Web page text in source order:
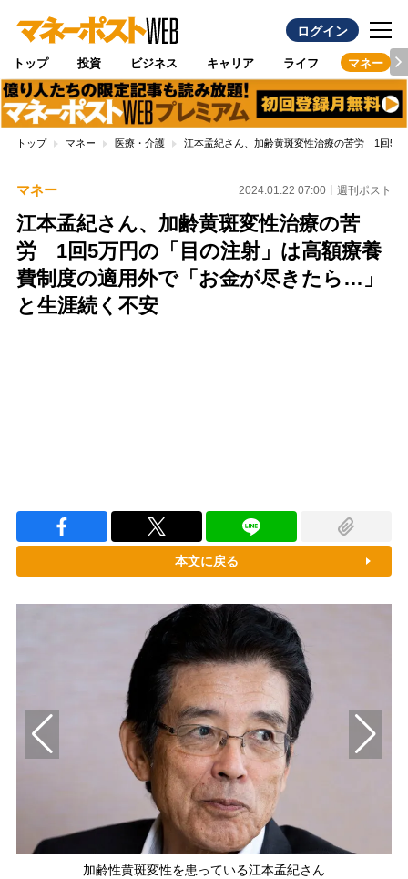
ログイン
トップ 投資 ビジネス キャリア ライフ マネー
トップ マネー 医療・介護 江本孟紀さん、加齢黄斑変性治療の苦労 1回5
マネー 2024.01.22 07:00 週刊ポスト
江本孟紀さん、加齢黄斑変性治療の苦
労 1回5万円の「目の注射」は高額療養
費制度の適用外で「お金が尽きたら…」
と生涯続く不安
本文に戻る
加齢性黄斑変性を患っている江本孟紀さん